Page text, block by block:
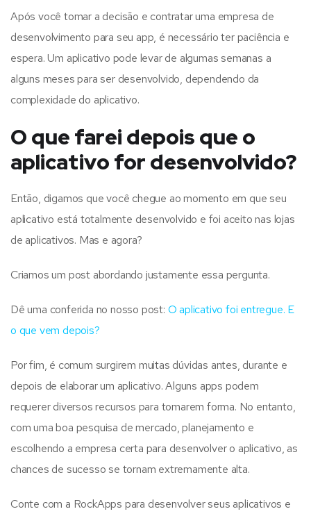
Após você tomar a decisão e contratar uma empresa de
desenvolvimento para seu app, é necessário ter paciência e
espera. Um aplicativo pode levar de algumas semanas a
alguns meses para ser desenvolvido, dependendo da
complexidade do aplicativo.
O que farei depois que o
aplicativo for desenvolvido?
Então, digamos que você chegue ao momento em que seu
aplicativo está totalmente desenvolvido e foi aceito nas lojas
de aplicativos. Mas e agora?
Criamos um post abordando justamente essa pergunta.
Dê uma conferida no nosso post: O aplicativo foi entregue. E
o que vem depois?
Por fim, é comum surgirem muitas dúvidas antes, durante e
depois de elaborar um aplicativo. Alguns apps podem
requerer diversos recursos para tomarem forma. No entanto,
com uma boa pesquisa de mercado, planejamento e
escolhendo a empresa certa para desenvolver o aplicativo, as
chances de sucesso se tornam extremamente alta.
Conte com a RockApps para desenvolver seus aplicativos e